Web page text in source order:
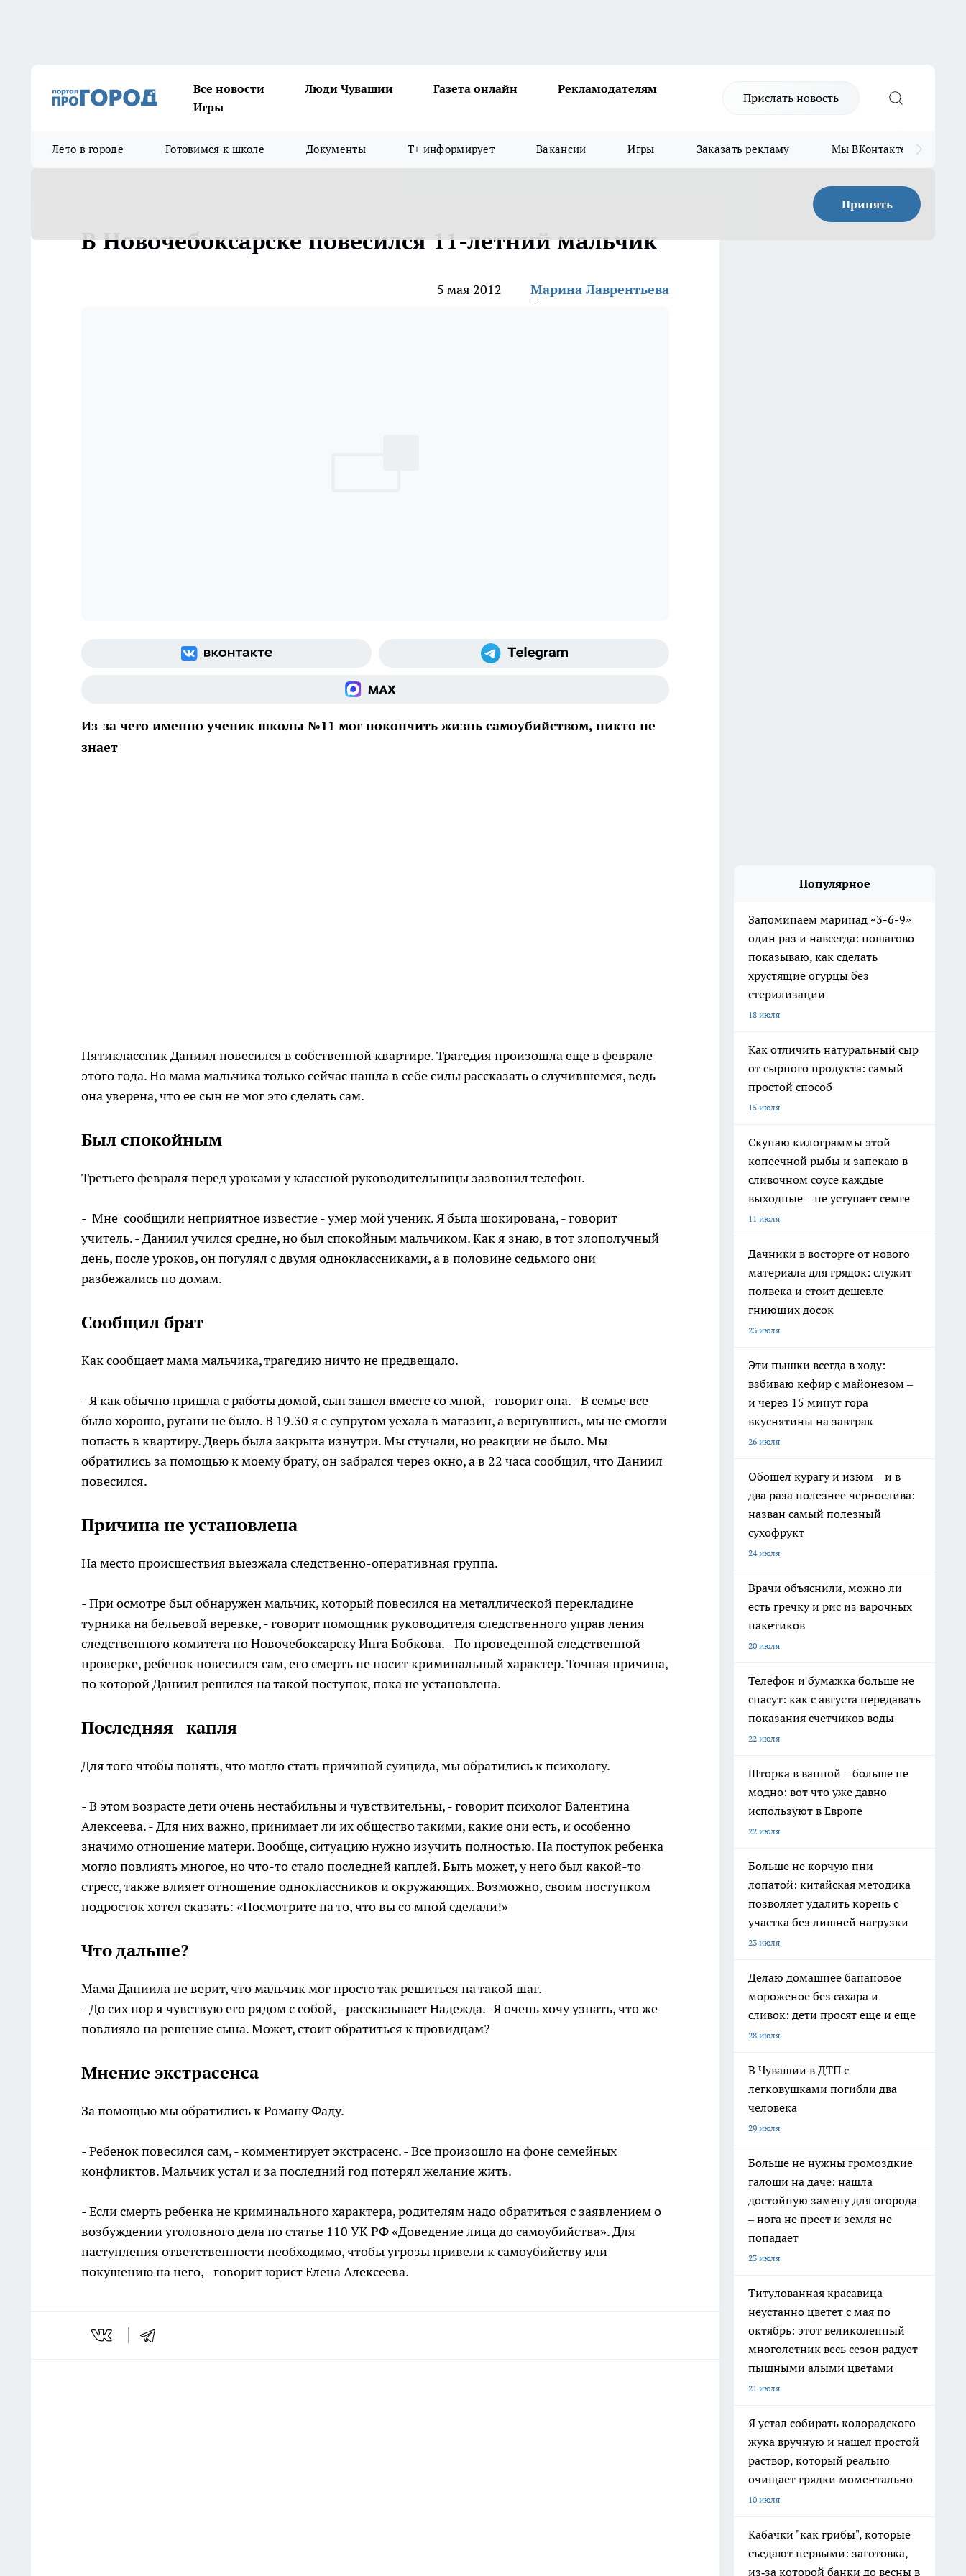
Все новости Люди Чувашии Газета онлайн
Рекламодателям
Игры
Прислать новость
Лето в городе Готовимся к школе Документы Т+ информирует Вакансии Игры Заказать рекламу Мы ВКонтакте
Принять
В Новочебоксарске повесился 11-летний мальчик
5 мая 2012 Марина Лаврентьева
Из-за чего именно ученик школы №11 мог покончить жизнь самоубийством, никто не
знает
Пятиклассник Даниил повесился в собственной квартире. Трагедия произошла еще в феврале
этого года. Но мама мальчика только сейчас нашла в себе силы рассказать о случившемся, ведь
она уверена, что ее сын не мог это сделать сам.
Был спокойным
Третьего февраля перед уроками у классной руководительницы зазвонил телефон.
- Мне сообщили неприятное известие - умер мой ученик. Я была шокирована, - говорит
учитель. - Даниил учился средне, но был спокойным мальчиком. Как я знаю, в тот злополучный
день, после уроков, он погулял с двумя одноклассниками, а в половине седьмого они
разбежались по домам.
Сообщил брат
Как сообщает мама мальчика, трагедию ничто не предвещало.
- Я как обычно пришла с работы домой, сын зашел вместе со мной, - говорит она. - В семье все
было хорошо, ругани не было. В 19.30 я с супругом уехала в магазин, а вернувшись, мы не смогли
попасть в квартиру. Дверь была закрыта изнутри. Мы стучали, но реакции не было. Мы
обратились за помощью к моему брату, он забрался через окно, а в 22 часа сообщил, что Даниил
повесился.
Причина не установлена
На место происшествия выезжала следственно-оперативная группа.
- При осмотре был обнаружен мальчик, который повесился на металлической перекладине
турника на бельевой веревке, - говорит помощник руководителя следственного управ ления
следственного комитета по Новочебоксарску Инга Бобкова. - По проведенной следственной
проверке, ребенок повесился сам, его смерть не носит криминальный характер. Точная причина,
по которой Даниил решился на такой поступок, пока не установлена.
Последняя капля
Для того чтобы понять, что могло стать причиной суицида, мы обратились к психологу.
- В этом возрасте дети очень нестабильны и чувствительны, - говорит психолог Валентина
Алексеева. - Для них важно, принимает ли их общество такими, какие они есть, и особенно
значимо отношение матери. Вообще, ситуацию нужно изучить полностью. На поступок ребенка
могло повлиять многое, но что-то стало последней каплей. Быть может, у него был какой-то
стресс, также влияет отношение одноклассников и окружающих. Возможно, своим поступком
подросток хотел сказать: «Посмотрите на то, что вы со мной сделали!»
Что дальше?
Мама Даниила не верит, что мальчик мог просто так решиться на такой шаг.
- До сих пор я чувствую его рядом с собой, - рассказывает Надежда. -Я очень хочу узнать, что же
повлияло на решение сына. Может, стоит обратиться к провидцам?
Мнение экстрасенса
За помощью мы обратились к Роману Фаду.
- Ребенок повесился сам, - комментирует экстрасенс. - Все произошло на фоне семейных
конфликтов. Мальчик устал и за последний год потерял желание жить.
- Если смерть ребенка не криминального характера, родителям надо обратиться с заявлением о
возбуждении уголовного дела по статье 110 УК РФ «Доведение лица до самоубийства». Для
наступления ответственности необходимо, чтобы угрозы привели к самоубийству или
покушению на него, - говорит юрист Елена Алексеева.
Популярное
Запоминаем маринад «3-6-9»
один раз и навсегда: пошагово
показываю, как сделать
хрустящие огурцы без
стерилизации
18 июля
Как отличить натуральный сыр
от сырного продукта: самый
простой способ
15 июля
Скупаю килограммы этой
копеечной рыбы и запекаю в
сливочном соусе каждые
выходные – не уступает семге
11 июля
Дачники в восторге от нового
материала для грядок: служит
полвека и стоит дешевле
гниющих досок
23 июля
Эти пышки всегда в ходу:
взбиваю кефир с майонезом –
и через 15 минут гора
вкуснятины на завтрак
26 июля
Обошел курагу и изюм – и в
два раза полезнее чернослива:
назван самый полезный
сухофрукт
24 июля
Врачи объяснили, можно ли
есть гречку и рис из варочных
пакетиков
20 июля
Телефон и бумажка больше не
спасут: как с августа передавать
показания счетчиков воды
22 июля
Шторка в ванной – больше не
модно: вот что уже давно
используют в Европе
22 июля
Больше не корчую пни
лопатой: китайская методика
позволяет удалить корень с
участка без лишней нагрузки
23 июля
Делаю домашнее банановое
мороженое без сахара и
сливок: дети просят еще и еще
28 июля
В Чувашии в ДТП с
легковушками погибли два
человека
29 июля
Больше не нужны громоздкие
галоши на даче: нашла
достойную замену для огорода
– нога не преет и земля не
попадает
23 июля
Титулованная красавица
неустанно цветет с мая по
октябрь: этот великолепный
многолетник весь сезон радует
пышными алыми цветами
21 июля
Я устал собирать колорадского
жука вручную и нашел простой
раствор, который реально
очищает грядки моментально
10 июля
Кабачки "как грибы", которые
съедают первыми: заготовка,
из‑за которой банки до весны в